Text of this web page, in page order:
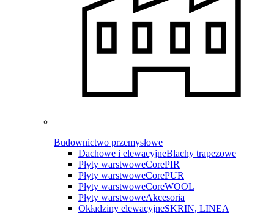
Budownictwo przemysłowe
Dachowe i elewacyjneBlachy trapezowe
Płyty warstwoweCorePIR
Płyty warstwoweCorePUR
Płyty warstwoweCoreWOOL
Płyty warstwoweAkcesoria
Okładziny elewacyjneSKRIN, LINEA